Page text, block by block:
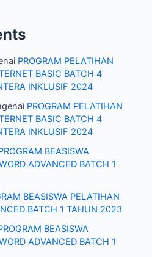
PROGRAM PELATIHAN
BASIC BATCH 4
INKLUSIF 2024
PROGRAM PELATIHAN
BASIC BATCH 4
INKLUSIF 2024
BEASISWA
ADVANCED BATCH 1
BEASISWA PELATIHAN
BATCH 1 TAHUN 2023
BEASISWA
ADVANCED BATCH 1